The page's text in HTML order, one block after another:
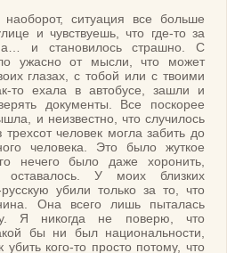
ситуация все больше
и чувствуешь, что где-то за
и становилось страшно. С
ужасно от мысли, что может
глазах, с тобой или с твоими
то ехала в автобусе, зашли и
документы. Все поскорее
и неизвестно, что случилось
человек могла забить до
человека. Это было жуткое
нечего было даже хоронить,
У моих близких
убили только за то, что
Она всего лишь пыталась
Я никогда не поверю, что
бы ни был национальности,
кого-то просто потому, что